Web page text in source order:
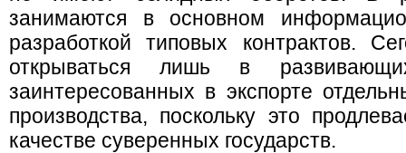
занимаются в основном
разработкой типовых контрактов.
открываться лишь в
заинтересованных в экспорте
производства, поскольку это
качестве суверенных государств.